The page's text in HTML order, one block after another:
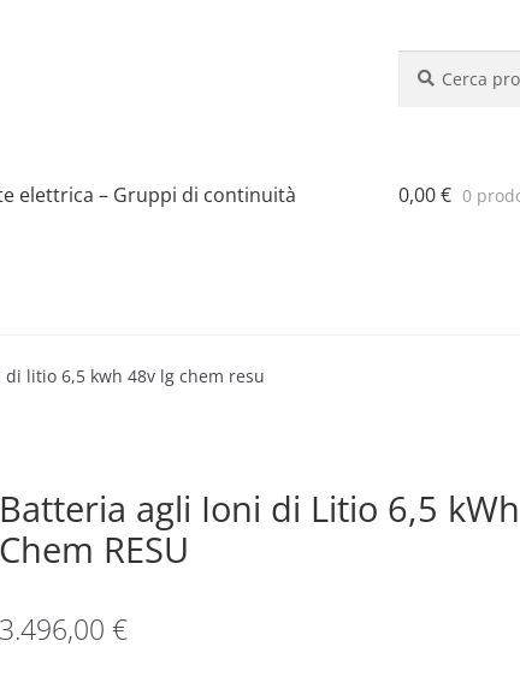
elettrica – Gruppi di continuità
Page Shop
0,00€ 0
litio 6,5 kwh 48v lg chem resu
Batteria agli Ioni di Litio 6,5
Chem RESU
3.496,00 €